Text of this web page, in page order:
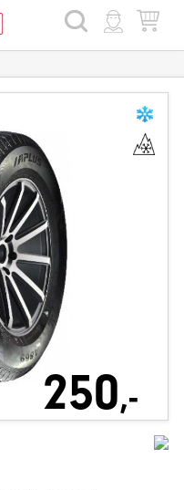
HLEDAT
250,-